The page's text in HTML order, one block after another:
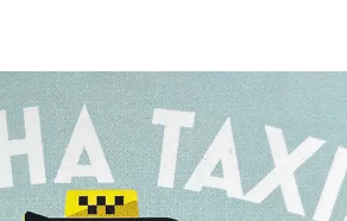
aux favoris